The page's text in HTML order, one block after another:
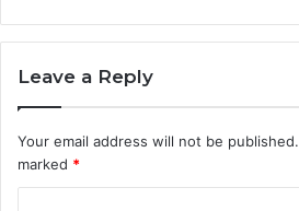
Leave a Reply
Your email address will not be published.
marked *